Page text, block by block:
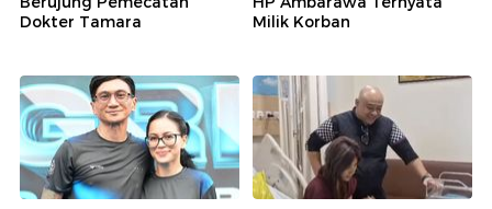
Dokter Tamara
Milik Korban